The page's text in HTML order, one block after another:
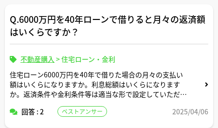
Q.6000万円を40年ローンで借りると月々の返済額
はいくらですか？
不動産購入 >住宅ローン・金利
住宅ローン6000万円を40年で借りた場合の月々の支払い
額はいくらになりますか。利息総額はいくらになります
か。返済条件や金利条件等は適当な形で設定していただい
ミュレーションを記載いただけると助かります。よろしく
回答 : 2 ベストアンサー 2025/04/06